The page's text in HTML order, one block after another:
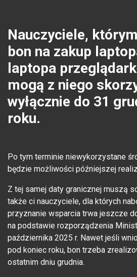
Nauczyciele,
bon na zakup
laptopa
mogą z niego
wyłącznie do 31
roku.
Po tym terminie niewykorzystane
będzie możliwości późniejszej
Z tej samej daty granicznej muszą
także ci nauczyciele, dla których
przyznanie wsparcia trwa jeszcze
na podstawie rozporządzenia
października 2025 r. Nawet jeśli
pod koniec roku, bon trzeba
ostatnim dniu grudnia.